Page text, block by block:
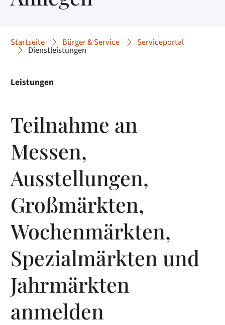
Startseite Bürger & Service Serviceportal
Dienstleistungen
Leistungen
Teilnahme an
Messen,
Ausstellungen,
Großmärkten,
Wochenmärkten,
Spezialmärkten und
Jahrmärkten
anmelden